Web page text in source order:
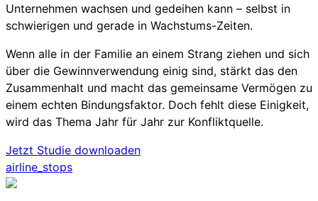
Unternehmen wachsen und gedeihen kann – selbst in
schwierigen und gerade in Wachstums-Zeiten.
Wenn alle in der Familie an einem Strang ziehen und sich
über die Gewinnverwendung einig sind, stärkt das den
Zusammenhalt und macht das gemeinsame Vermögen zu
einem echten Bindungsfaktor. Doch fehlt diese Einigkeit,
wird das Thema Jahr für Jahr zur Konfliktquelle.
Jetzt Studie downloaden
airline_stops